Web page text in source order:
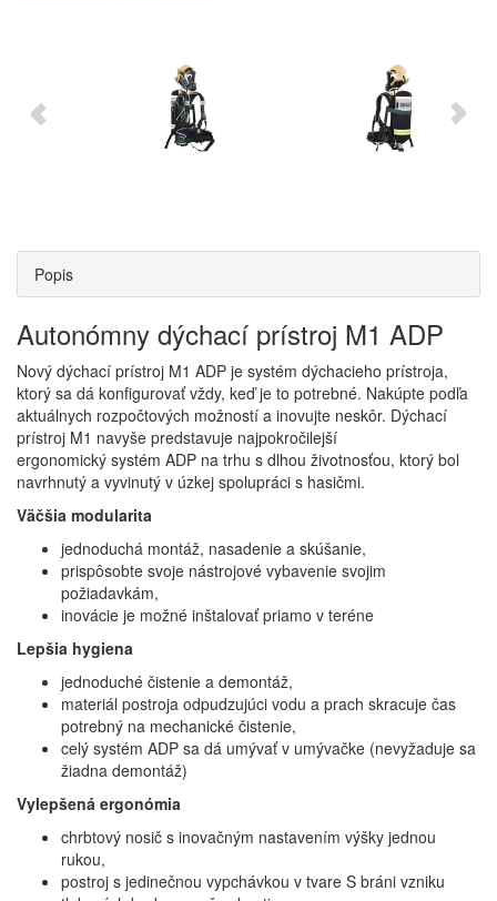
Popis
Autonómny dýchací prístroj M1 ADP
Nový dýchací prístroj M1 ADP je systém dýchacieho prístroja,
ktorý sa dá konfigurovať vždy, keď je to potrebné. Nakúpte podľa
aktuálnych rozpočtových možností a inovujte neskôr. Dýchací
prístroj M1 navyše predstavuje najpokročilejší
ergonomický systém ADP na trhu s dlhou životnosťou, ktorý bol
navrhnutý a vyvinutý v úzkej spolupráci s hasičmi.
Väčšia modularita
jednoduchá montáž, nasadenie a skúšanie,
prispôsobte svoje nástrojové vybavenie svojim
požiadavkám,
inovácie je možné inštalovať priamo v teréne
Lepšia hygiena
jednoduché čistenie a demontáž,
materiál postroja odpudzujúci vodu a prach skracuje čas
potrebný na mechanické čistenie,
celý systém ADP sa dá umývať v umývačke (nevyžaduje sa
žiadna demontáž)
Vylepšená ergonómia
chrbtový nosič s inovačným nastavením výšky jednou
rukou,
postroj s jedinečnou vypchávkou v tvare S bráni vzniku